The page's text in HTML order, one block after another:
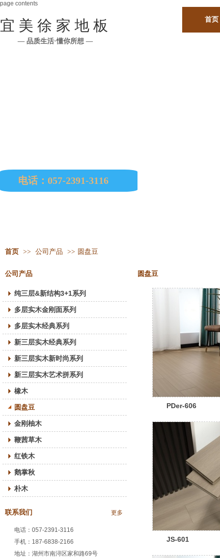
page contents
宜 美 徐 家 地 板
— 品质生活·懂你所想 —
首页
电话：057-2391-3116
首页 >> 公司产品 >> 圆盘豆
公司产品
纯三层&新结构3+1系列
多层实木金刚面系列
多层实木经典系列
新三层实木经典系列
新三层实木新时尚系列
新三层实木艺术拼系列
橡木
圆盘豆
金刚柚木
鞭茜草木
红铁木
鹅掌秋
朴木
联系我们 更多
电话：057-2391-3116
手机：187-6838-2166
地址：湖州市南浔区家和路69号
圆盘豆
PDer-606
JS-601